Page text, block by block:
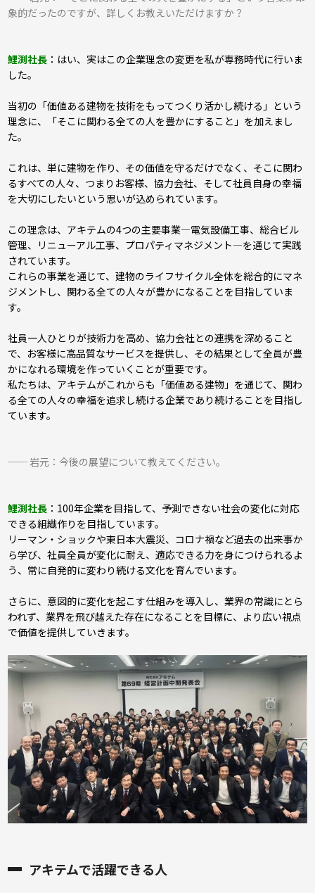
象的だったのですが、詳しくお教えいただけますか？
鯉渕社長 ：はい、実はこの企業理念の変更を私が専務時代に行いま
した。
当初の「価値ある建物を技術をもってつくり活かし続ける」という
理念に、「そこに関わる全ての人を豊かにすること」を加えまし
た。
これは、単に建物を作り、その価値を守るだけでなく、そこに関わ
るすべての人々、つまりお客様、協力会社、そして社員自身の幸福
を大切にしたいという思いが込められています。
この理念は、アキテムの4つの主要事業―電気設備工事、総合ビル
管理、リニューアル工事、プロパティマネジメント―を通じて実践
されています。
これらの事業を通じて、建物のライフサイクル全体を総合的にマネ
ジメントし、関わる全ての人々が豊かになることを目指していま
す。
社員一人ひとりが技術力を高め、協力会社との連携を深めること
で、お客様に高品質なサービスを提供し、その結果として全員が豊
かになれる環境を作っていくことが重要です。
私たちは、アキテムがこれからも「価値ある建物」を通じて、関わ
る全ての人々の幸福を追求し続ける企業であり続けることを目指し
ています。
── 岩元：今後の展望について教えてください。
鯉渕社長 ：100年企業を目指して、予測できない社会の変化に対応
できる組織作りを目指しています。
リーマン・ショックや東日本大震災、コロナ禍など過去の出来事か
ら学び、社員全員が変化に耐え、適応できる力を身につけられるよ
う、常に自発的に変わり続ける文化を育んでいます。
さらに、意図的に変化を起こす仕組みを導入し、業界の常識にとら
われず、業界を飛び越えた存在になることを目標に、より広い視点
で価値を提供していきます。
アキテムで活躍できる人